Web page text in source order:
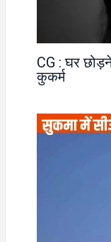
CG : घर
कुकर्म